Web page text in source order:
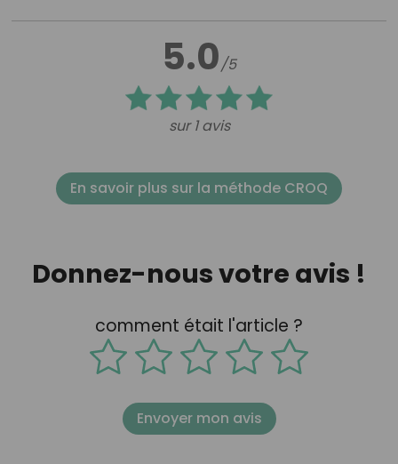
5.0/5
sur 1 avis
En savoir plus sur la méthode CROQ
Donnez-nous votre avis !
comment était l'article ?
Envoyer mon avis